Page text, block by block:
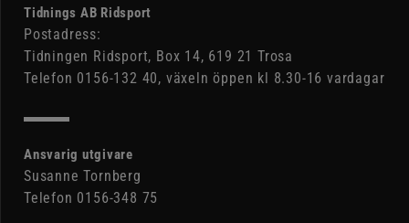
Tidnings AB Ridsport
Postadress:
Tidningen Ridsport, Box 14, 619 21 Trosa
Telefon 0156-132 40, växeln öppen kl 8.30-16 vardagar
Ansvarig utgivare
Susanne Tornberg
Telefon 0156-348 75